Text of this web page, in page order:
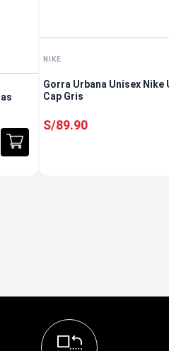
NIKE
Gorra Urbana Unisex Nike
Cap Gris
S/89.90